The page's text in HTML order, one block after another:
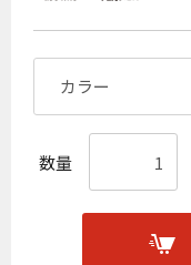
数量